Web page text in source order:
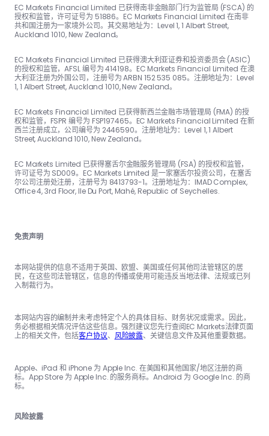
EC Markets Financial Limited 已获得南非金融部门行为监管局 (FSCA) 的
授权和监管，许可证号为 51886。EC Markets Financial Limited 在南非
共和国注册为一家境外公司。其交易地址为：Level 1, 1 Albert Street,
Auckland 1010, New Zealand。
EC Markets Financial Limited 已获得澳大利亚证券和投资委员会 (ASIC)
的授权和监管，AFSL 编号为 414198。EC Markets Financial Limited 在澳
大利亚注册为外国公司，注册号为 ARBN 152 535 085。注册地址为：Level
1, 1 Albert Street, Auckland 1010, New Zealand。
EC Markets Financial Limited 已获得新西兰金融市场管理局 (FMA) 的授
权和监管，FSPR 编号为 FSP197465。EC Markets Financial Limited 在新
西兰注册成立，公司编号为 2446590。注册地址为：Level 1, 1 Albert
Street, Auckland 1010, New Zealand。
EC Markets Limited 已获得塞舌尔金融服务管理局 (FSA) 的授权和监管，
许可证号为 SD009。EC Markets Limited 是一家塞舌尔投资公司，在塞舌
尔公司注册处注册，注册号为 8413793-1。注册地址为：IMAD Complex,
Office 4, 3rd Floor, Ile Du Port, Mahé, Republic of Seychelles.
免责声明
本网站提供的信息不适用于英国、欧盟、美国或任何其他司法管辖区的居
民，在这些司法管辖区，信息的传播或使用可能违反当地法律、法规或已列
入制裁行为。
本网站内容的编制并未考虑特定个人的具体目标、财务状况或需求。因此，
务必根据相关情况评估这些信息。强烈建议您先行查阅EC Markets法律页面
上的相关文件，包括客户协议、 风险披露、关键信息文件及其他重要数据。
Apple、iPad 和 iPhone 为 Apple Inc. 在美国和其他国家/地区注册的商
标。App Store 为 Apple Inc. 的服务商标。Android 为 Google Inc. 的商
标。
风险披露